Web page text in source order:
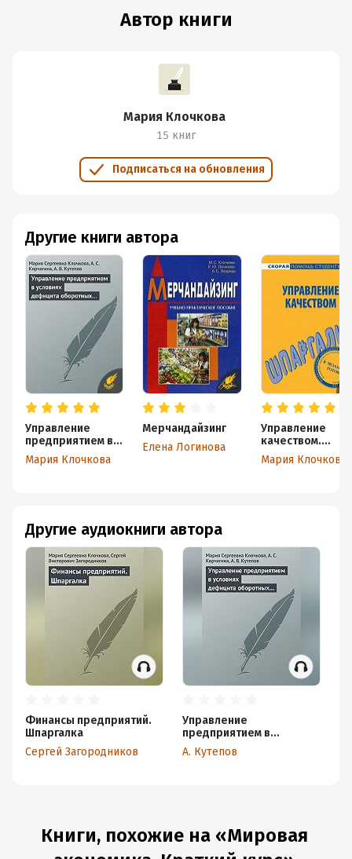
Автор книги
Мария Клочкова
15 книг
Подписаться на обновления
Другие книги автора
Управление
предприятием в
условиях
дефицита
предприятия
Мария Клочкова
Мерчандайзинг
Елена Логинова
Управление
качеством.
Шпаргалка
Мария Клочкова
Другие аудиокниги автора
Финансы предприятий.
Шпаргалка
Сергей Загородников
Управление
предприятием в
условиях дефицита
оборотных средств.
А. Кутепов
Книги, похожие на «Мировая